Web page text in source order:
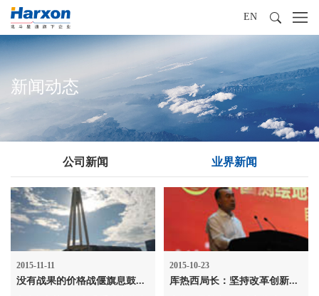
EN
新闻动态
公司新闻 业界新闻
2015-11-11
没有战果的价格战偃旗息鼓，测绘厂商休养生息等待春天
2015-10-23
库热西局长：坚持改革创新，为测绘人服务